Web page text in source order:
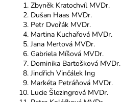
Zbyněk Kratochvíl MVDr.
Dušan Haas MVDr.
Petr Dvořák MVDr.
Martina Kuchařová MVDr.
Jana Mertová MVDr.
Gabriela Míšová MVDr.
Dominika Bartošková MVDr.
Jindřich Vinčálek Ing
Markéta Petráňová MVDr.
Lucie Šlezingrová MVDr.